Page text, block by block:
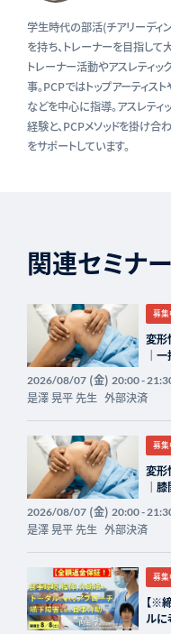
学生時代の部活(チアリーディ
を持ち、トレーナーを目指し
トレーナー活動やアスレティ
事。PCPではトップアーティス
などを中心に指導。アスレティ
経験と、PCPメソッドを掛け合
をサポートしています。
関連セミナー
募集
変形
｜
2026/08/07(金) 20:00 -
是澤 晃平 先生 外部決済
募集
変形
｜
2026/08/07(金) 20:00 -
是澤 晃平 先生 外部決済
募集
【※
ルに